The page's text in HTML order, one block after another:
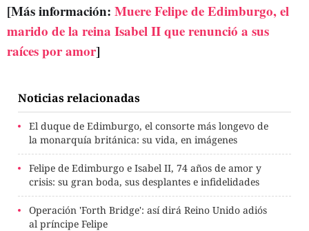
[Más información: Muere Felipe de Edimburgo, el
marido de la reina Isabel II que renunció a sus
raíces por amor]
Noticias relacionadas
El duque de Edimburgo, el consorte más longevo de
la monarquía británica: su vida, en imágenes
Felipe de Edimburgo e Isabel II, 74 años de amor y
crisis: su gran boda, sus desplantes e infidelidades
Operación 'Forth Bridge': así dirá Reino Unido adiós
al príncipe Felipe